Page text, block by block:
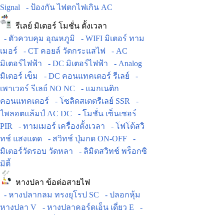
Signal
- ป้องกัน ไฟตกไฟเกิน AC
รีเลย์ มิเตอร์ โมชั่น ตั้งเวลา
- ตัวควบคุม อุณหภูมิ
- WIFI มิเตอร์ ทาม
เมอร์
- CT คอยล์ วัดกระแสไฟ
- AC
มิเตอร์ไฟฟ้า
- DC มิเตอร์ไฟฟ้า
- Analog
มิเตอร์ เข็ม
- DC คอนแทคเตอร์ รีเลย์
-
เพาเวอร์ รีเลย์ NO NC
- แมกเนติก
คอนแทคเตอร์
- โซลิดสเตตรีเลย์ SSR
-
ไพลอตแล้มป์ AC DC
- โมชั่น เซ็นเซอร์
PIR
- ทามเมอร์ เครื่องตั้งเวลา
- โฟโต้สวิ
ทช์ แสงแดด
- สวิทช์ ปุ่มกด ON-OFF
-
มิเตอร์วัดรอบ วัดหลา
- ลิมิตสวิทช์ พร็อกซิ
มิตี้
หางปลา ข้อต่อสายไฟ
- หางปลากลม ทรงยุโรป SC
- ปลอกหุ้ม
หางปลา V
- หางปลาคอร์ดเอ็น เดี่ยว E
-